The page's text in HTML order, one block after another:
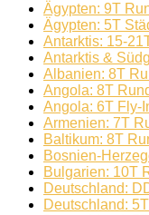
Ägypten: 9T
Ägypten: 5T
Antarktis: 15-
Antarktis &
Albanien: 8T
Angola: 8T
Angola: 6T Fly-
Armenien: 7T
Baltikum: 8T
Bosnien-
Bulgarien: 10T
Deutschland:
Deutschland: